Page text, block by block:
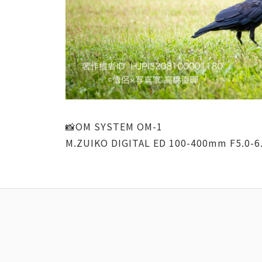
📸OM SYSTEM OM-1
M.ZUIKO DIGITAL ED 100-400mm F5.0-